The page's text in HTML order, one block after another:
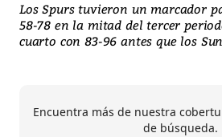
Los Spurs tuvieron un marcador
58-78 en la mitad del tercer
cuarto con 83-96 antes que los
Encuentra más de nuestra
de búsqueda.